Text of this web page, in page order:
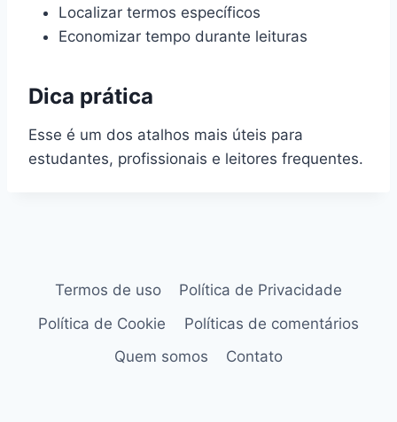
Localizar termos específicos
Economizar tempo durante leituras
Dica prática
Esse é um dos atalhos mais úteis para
estudantes, profissionais e leitores frequentes.
Termos de uso
Política de Privacidade
Política de Cookie
Políticas de comentários
Quem somos
Contato